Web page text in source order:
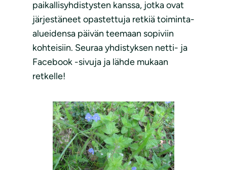
paikallisyhdistysten kanssa, jotka ovat
järjestäneet opastettuja retkiä toiminta-
alueidensa päivän teemaan sopiviin
kohteisiin. Seuraa yhdistyksen netti- ja
Facebook -sivuja ja lähde mukaan
retkelle!